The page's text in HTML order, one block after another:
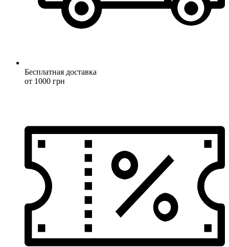
Бесплатная доставка
от 1000 грн